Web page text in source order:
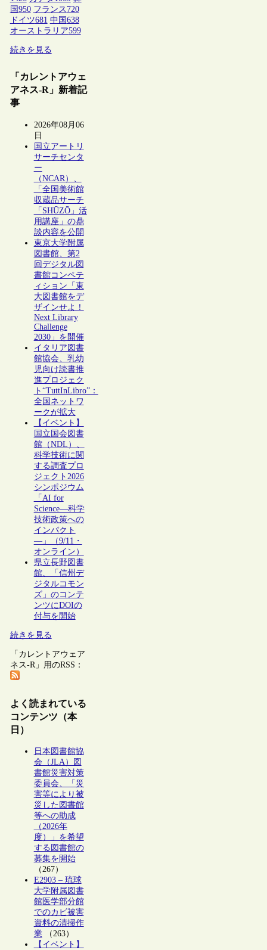
国 950 フランス 720
ドイツ681 中国 638
オーストラリア599
続きを見る
「カレントアウェ
アネス-R」新着記
事
2026年08月06
日
国立アートリ
サーチセンタ
ー
（NCAR）、
「全国美術館
収蔵品サーチ
「SHŪZŌ」活
用講座」の鼎
談内容を公開
東京大学附属
図書館、第2
回デジタル図
書館コンペテ
ィション「東
大図書館をデ
ザインせよ！
Next Library
Challenge
2030」を開催
イタリア図書
館協会、乳幼
児向け読書推
進プロジェク
ト“TuttInLibro”：
全国ネットワ
ークが拡大
【イベント】
国立国会図書
館（NDL）、
科学技術に関
する調査プロ
ジェクト2026
シンポジウム
「AI for
Science―科学
技術政策への
インパクト
―」（9/11・
オンライン）
県立長野図書
館、「信州デ
ジタルコモン
ズ」のコンテ
ンツにDOIの
付与を開始
続きを見る
「カレントアウェア
ネス-R」用のRSS：
よく読まれている
コンテンツ（本
日）
日本図書館協
会（JLA）図
書館災害対策
委員会、「災
害等により被
災した図書館
等への助成
（2026年
度）」を希望
する図書館の
募集を開始
（267）
E2903 – 琉球
大学附属図書
館医学部分館
でのカビ被害
資料の清掃作
業（263）
【イベント】